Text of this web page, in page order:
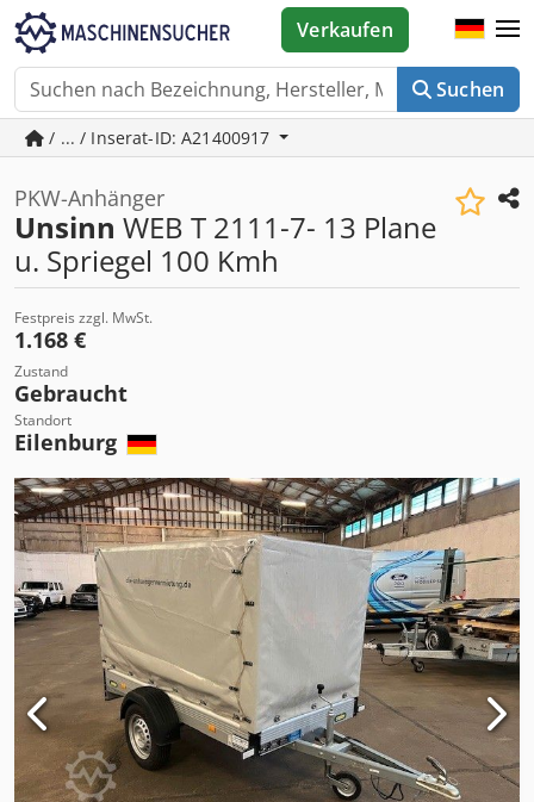
Suchen
Verkaufen
/ ... / Inserat-ID: A21400917
PKW-Anhänger
Unsinn WEB T 2111-7- 13 Plane
u. Spriegel 100 Kmh
Festpreis zzgl. MwSt.
1.168 €
Zustand
Gebraucht
Standort
Eilenburg